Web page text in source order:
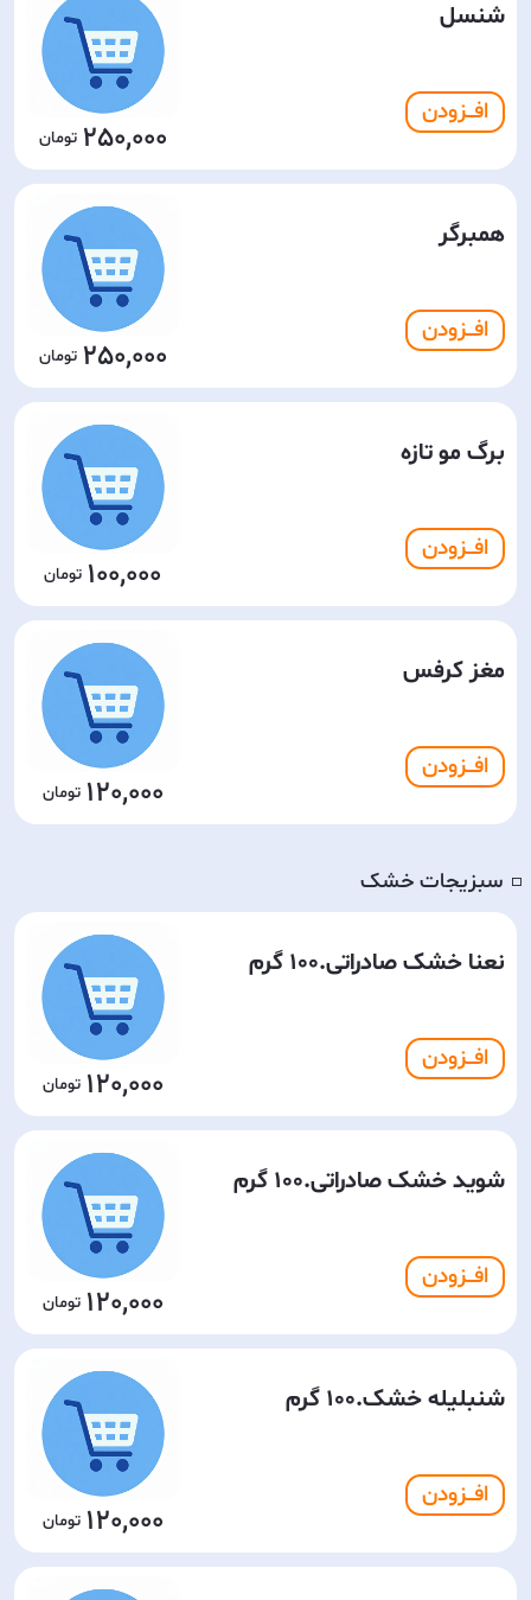
شنسل
افـــزودن
250,000
همبرگر
افـــزودن
250,000
برگ مو تازه
افـــزودن
100,000
مغز کرفس
افـــزودن
120,000
◽️ سبزیجات خشک
نعنا خشک صادراتی.100 گرم
افـــزودن
120,000
شوید خشک صادراتی.100 گرم
افـــزودن
120,000
شنبلیله خشک.100 گرم
افـــزودن
120,000